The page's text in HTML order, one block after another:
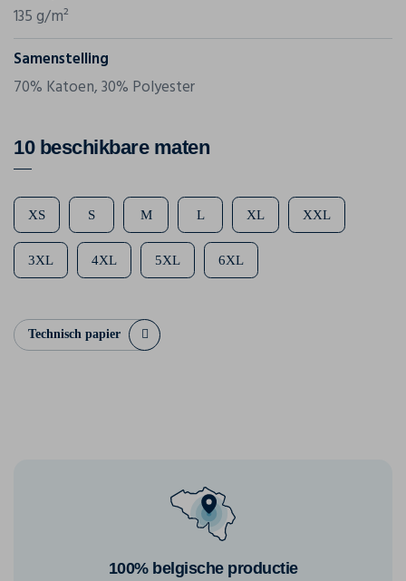
135 g/m²
Samenstelling
70% Katoen, 30% Polyester
10 beschikbare maten
XS S M L XL XXL
3XL 4XL 5XL 6XL
Technisch papier
100% belgische productie